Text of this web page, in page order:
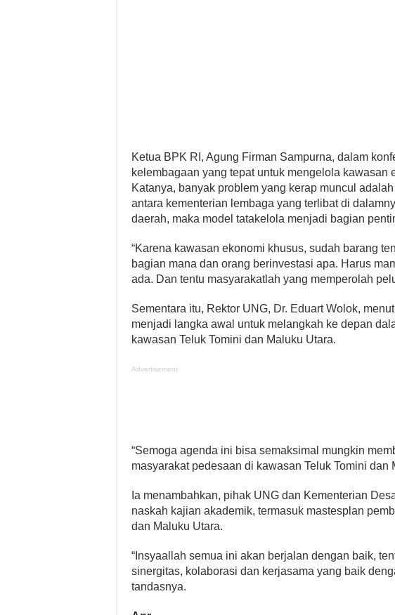
Ketua BPK RI, Agung Firman Sampurna, dalam
kelembagaan yang tepat untuk mengelola kawasan
Katanya, banyak problem yang kerap muncul
antara kementerian lembaga yang terlibat di
daerah, maka model tatakelola menjadi bagian
“Karena kawasan ekonomi khusus, sudah barang
bagian mana dan orang berinvestasi apa. Harus
ada. Dan tentu masyarakatlah yang memperolah
Sementara itu, Rektor UNG, Dr. Eduart Wolok,
menjadi langka awal untuk melangkah ke depan
kawasan Teluk Tomini dan Maluku Utara.
Advertisement
“Semoga agenda ini bisa semaksimal mungkin
masyarakat pedesaan di kawasan Teluk Tomini dan
Ia menambahkan, pihak UNG dan Kementerian
naskah kajian akademik, termasuk mastesplan
dan Maluku Utara.
“Insyaallah semua ini akan berjalan dengan baik,
sinergitas, kolaborasi dan kerjasama yang baik
tandasnya.